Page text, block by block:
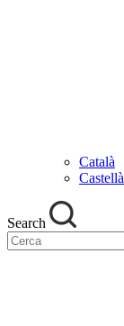
Català
Castellà
Search